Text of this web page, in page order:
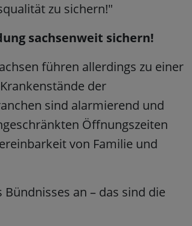
zu sichern!"
sachsenweit sichern!
führen allerdings zu einer
der
sind alarmierend und
Öffnungszeiten
von Familie und
an – das sind die